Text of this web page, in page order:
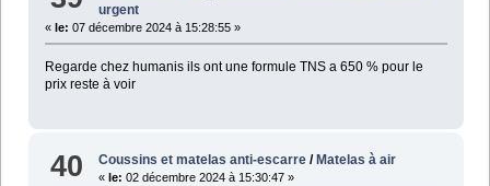
urgent
« le: 07 décembre 2024 à 15:28:55 »
Regarde chez humanis ils ont une formule TNS a 650 % pour le
prix reste à voir
40 Coussins et matelas anti-escarre / Matelas à air
« le: 02 décembre 2024 à 15:30:47 »